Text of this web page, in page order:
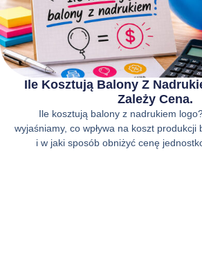
Ile Kosztują Balony Z
Zależy Cena.
Ile kosztują balony z nadrukiem
wyjaśniamy, co wpływa na koszt produkcji
i w jaki sposób obniżyć cenę